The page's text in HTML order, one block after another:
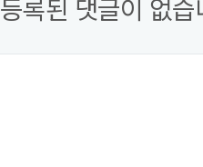
등록된 댓글이 없습